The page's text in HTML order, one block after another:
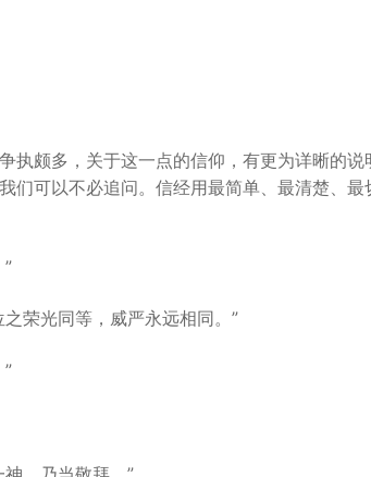
执颇多，关于这一点的信仰，有更为详晰的
们可以不必追问。信经用最简单、最清楚、
荣光同等，威严永远相同。”